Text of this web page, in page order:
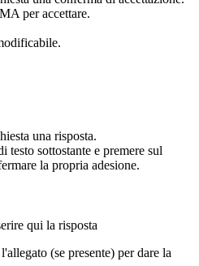
per accettare.
una risposta.
testo sottostante e premere sul
la propria adesione.
qui la risposta
(se presente) per dare la